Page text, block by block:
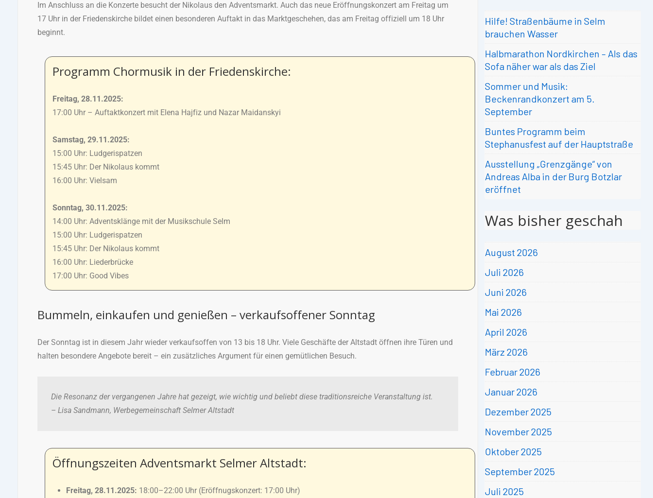
Im Anschluss an die Konzerte besucht der Nikolaus den Adventsmarkt. Auch das neue Eröffnungskonzert am Freitag um
17 Uhr in der Friedenskirche bildet einen besonderen Auftakt in das Marktgeschehen, das am Freitag offiziell um 18 Uhr
beginnt.
Programm Chormusik in der Friedenskirche:
Freitag, 28.11.2025:
17:00 Uhr – Auftaktkonzert mit Elena Hajfiz und Nazar Maidanskyi
Samstag, 29.11.2025:
15:00 Uhr: Ludgerispatzen
15:45 Uhr: Der Nikolaus kommt
16:00 Uhr: Vielsam
Sonntag, 30.11.2025:
14:00 Uhr: Adventsklänge mit der Musikschule Selm
15:00 Uhr: Ludgerispatzen
15:45 Uhr: Der Nikolaus kommt
16:00 Uhr: Liederbrücke
17:00 Uhr: Good Vibes
Bummeln, einkaufen und genießen – verkaufsoffener Sonntag
Der Sonntag ist in diesem Jahr wieder verkaufsoffen von 13 bis 18 Uhr. Viele Geschäfte der Altstadt öffnen ihre Türen und
halten besondere Angebote bereit – ein zusätzliches Argument für einen gemütlichen Besuch.
Die Resonanz der vergangenen Jahre hat gezeigt, wie wichtig und beliebt diese traditionsreiche Veranstaltung ist.
– Lisa Sandmann, Werbegemeinschaft Selmer Altstadt
Öffnungszeiten Adventsmarkt Selmer Altstadt:
Freitag, 28.11.2025: 18:00–22:00 Uhr (Eröffnugskonzert: 17:00 Uhr)
Hilfe! Straßenbäume in Selm
brauchen Wasser
Halbmarathon Nordkirchen – Als das
Sofa näher war als das Ziel
Sommer und Musik:
Beckenrandkonzert am 5.
September
Buntes Programm beim
Stephanusfest auf der Hauptstraße
Ausstellung „Grenzgänge“ von
Andreas Alba in der Burg Botzlar
eröffnet
Was bisher geschah
August 2026
Juli 2026
Juni 2026
Mai 2026
April 2026
März 2026
Februar 2026
Januar 2026
Dezember 2025
November 2025
Oktober 2025
September 2025
Juli 2025